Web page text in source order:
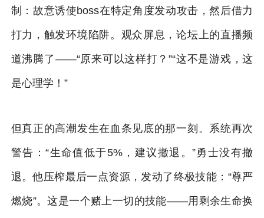
制：故意诱使boss在特定角度发动攻击，然后借力
打力，触发环境陷阱。观众屏息，论坛上的直播频
道沸腾了——“原来可以这样打？”“这不是游戏，这
是心理学！”
但真正的高潮发生在血条见底的那一刻。系统再次
警告：“生命值低于5%，建议撤退。”勇士没有撤
退。他压榨最后一点资源，发动了终极技能：“尊严
燃烧”。这是一个赌上一切的技能——用剩余生命换